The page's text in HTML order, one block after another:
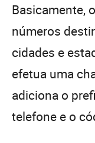
Basicamente,
números
cidades e
efetua uma
adiciona o
telefone e o